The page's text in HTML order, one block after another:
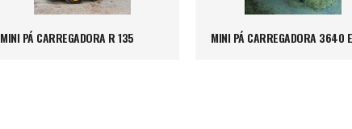
MINI PÁ CARREGADORA R 135 MINI PÁ CARREGADORA 3640 E